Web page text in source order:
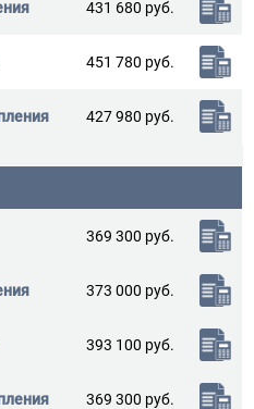
431 680 руб.
451 780 руб.
427 980 руб.
369 300 руб.
373 000 руб.
393 100 руб.
369 300 руб.